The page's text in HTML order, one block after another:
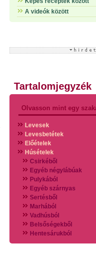
A videók között
Tartalomjegyzék
Olvasson mint egy
Levesek
Levesbetétek
Előételek
Húsételek
Csirkéből
Egyéb négylábúak
Pulykából
Egyéb szárnyas
Sertésből
Marhából
Vadhúsból
Belsőségekből
Hentesárukból
Vadszárnyasokból